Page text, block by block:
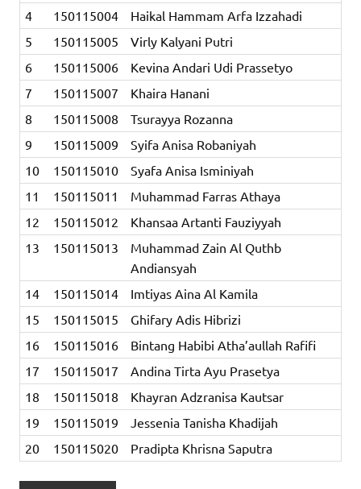
4
150115004
Haikal Hammam Arfa Izzahadi
5
150115005
Virly Kalyani Putri
6
150115006
Kevina Andari Udi Prassetyo
7
150115007
Khaira Hanani
8
150115008
Tsurayya Rozanna
9
150115009
Syifa Anisa Robaniyah
10
150115010
Syafa Anisa Isminiyah
11
150115011
Muhammad Farras Athaya
12
150115012
Khansaa Artanti Fauziyyah
13
150115013
Muhammad Zain Al Quthb
Andiansyah
14
150115014
Imtiyas Aina Al Kamila
15
150115015
Ghifary Adis Hibrizi
16
150115016
Bintang Habibi Atha’aullah Rafifi
17
150115017
Andina Tirta Ayu Prasetya
18
150115018
Khayran Adzranisa Kautsar
19
150115019
Jessenia Tanisha Khadijah
20
150115020 Pradipta Khrisna Saputra